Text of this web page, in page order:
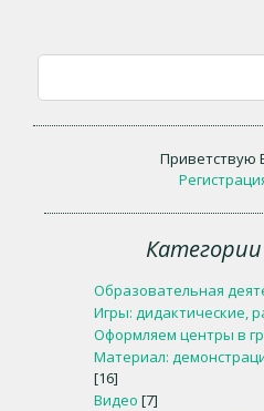
Приветствую
Образовательная
Игры: дидактические,
Оформляем центры в
Материал:
[16]
Видео [7]